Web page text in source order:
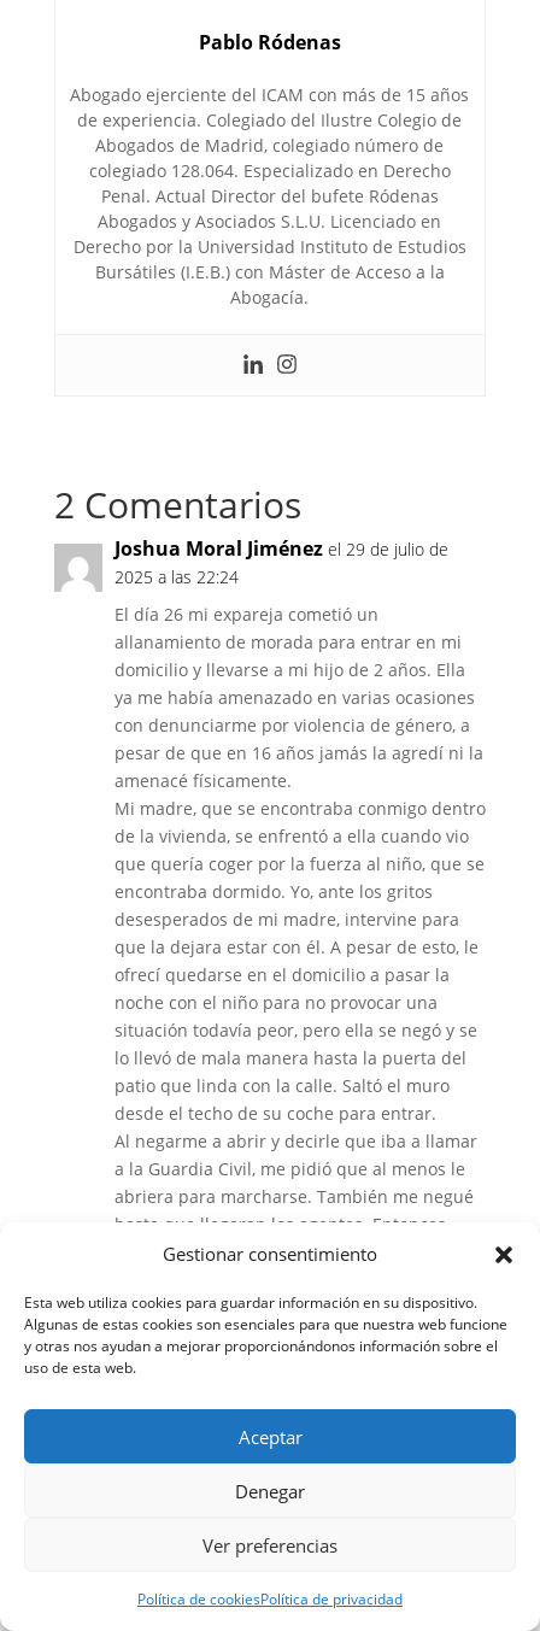
Gestionar consentimiento
Esta web utiliza cookies para guardar información en su dispositivo.
Algunas de estas cookies son esenciales para que nuestra web funcione
y otras nos ayudan a mejorar proporcionándonos información sobre el
uso de esta web.
Aceptar
Denegar
Ver preferencias
Política de cookiesPolítica de privacidad
Pablo Ródenas
Abogado ejerciente del ICAM con más de 15 años
de experiencia. Colegiado del Ilustre Colegio de
Abogados de Madrid, colegiado número de
colegiado 128.064. Especializado en Derecho
Penal. Actual Director del bufete Ródenas
Abogados y Asociados S.L.U. Licenciado en
Derecho por la Universidad Instituto de Estudios
Bursátiles (I.E.B.) con Máster de Acceso a la
Abogacía.
2 Comentarios
Joshua Moral Jiménez el 29 de julio de
2025 a las 22:24
El día 26 mi expareja cometió un
allanamiento de morada para entrar en mi
domicilio y llevarse a mi hijo de 2 años. Ella
ya me había amenazado en varias ocasiones
con denunciarme por violencia de género, a
pesar de que en 16 años jamás la agredí ni la
amenacé físicamente.
Mi madre, que se encontraba conmigo dentro
de la vivienda, se enfrentó a ella cuando vio
que quería coger por la fuerza al niño, que se
encontraba dormido. Yo, ante los gritos
desesperados de mi madre, intervine para
que la dejara estar con él. A pesar de esto, le
ofrecí quedarse en el domicilio a pasar la
noche con el niño para no provocar una
situación todavía peor, pero ella se negó y se
lo llevó de mala manera hasta la puerta del
patio que linda con la calle. Saltó el muro
desde el techo de su coche para entrar.
Al negarme a abrir y decirle que iba a llamar
a la Guardia Civil, me pidió que al menos le
abriera para marcharse. También me negué
hasta que llegaran los agentes. Entonces
entró en una especie de furia intentando
barbacoa y el tejadillo de una caseta de
jardín, mientras mi madre intentaba calmarla
para que no se cayera. Mientras tanto, ella
los vecinos, sin ver nada, gritaran que la
iríamos a la cárcel.
finalmente mi expareja volvió a saltar el muro
agresiones de su familia, uno de ellos —